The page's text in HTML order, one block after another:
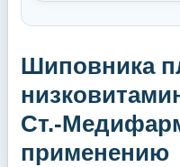
Шиповника
Ст.-
применению